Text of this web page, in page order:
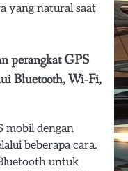
yang natural saat
perangkat GPS
Bluetooth, Wi‑Fi,
mobil dengan
beberapa cara.
untuk